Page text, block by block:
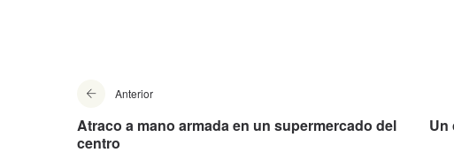
Anterior
Atraco a mano armada en un supermercado del
centro
Un